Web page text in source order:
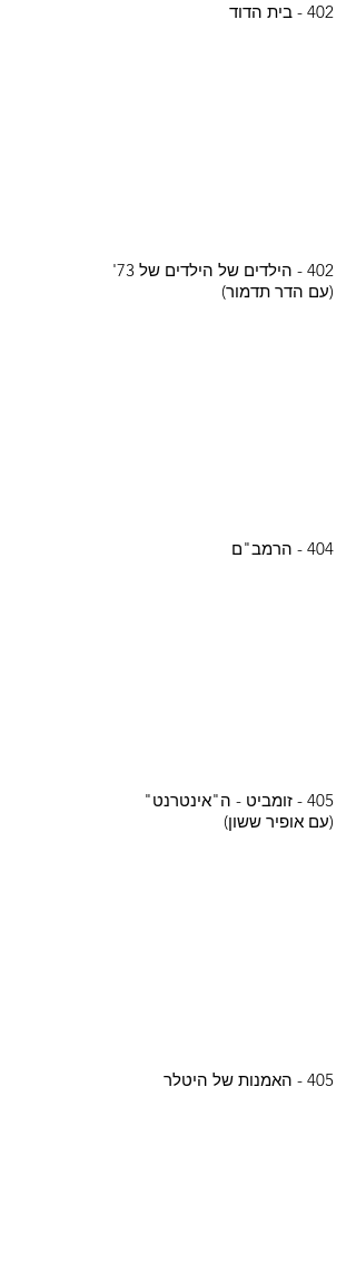
402 - בית הדוד
402 - הילדים של הילדים של 73'
(עם הדר תדמור)
404 - הרמב"ם
405 - זומביט - ה"אינטרנט"
(עם אופיר ששון)
405 - האמנות של היטלר